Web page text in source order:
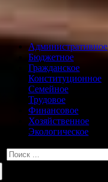
Административное
Бюджетное
Гражданское
Конституционное
Семейное
Трудовое
Финансовое
Хозяйственное
Экологическое
Искать: